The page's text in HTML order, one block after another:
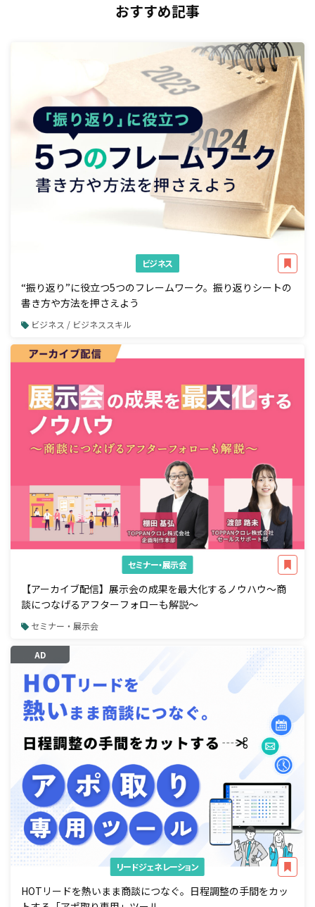
おすすめ記事
ビジネス
“振り返り”に役立つ5つのフレームワーク。振り返りシートの
書き方や方法を押さえよう
ビジネス / ビジネススキル
セミナー・展示会
【アーカイブ配信】展示会の成果を最大化するノウハウ～商
談につなげるアフターフォローも解説～
セミナー・展示会
AD
リードジェネレーション
HOTリードを熱いまま商談につなぐ。日程調整の手間をカッ